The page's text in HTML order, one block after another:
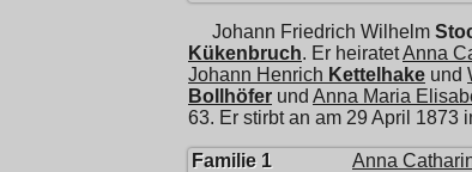
Johann Friedrich Wilhelm
Kükenbruch. Er heiratetAnna
Johann Henrich Kettelhake und
Bollhöfer und Anna Maria
63. Er stirbt an am 29 April 1873
Familie 1 Anna